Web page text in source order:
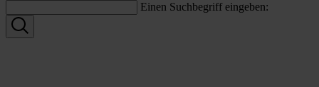
Einen Suchbegriff eingeben: